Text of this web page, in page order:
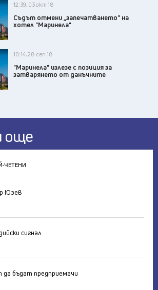
12:39, 03 окт 18
​Съдът отмени „запечатването" на
хотел "Маринела"
10:14, 28 сеп 18
"Маринела" излезе с позиция за
затварянето от данъчните
още
ЧЕТЕНИ
Юзев
сигнал
да бъдат предприемачи